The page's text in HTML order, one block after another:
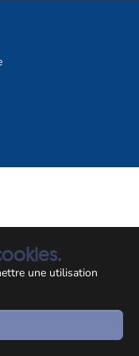
une utilisation